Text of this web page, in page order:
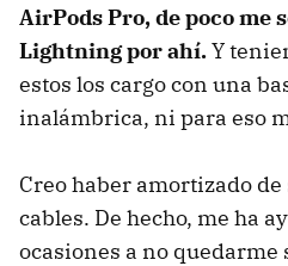
AirPods Pro, de poco
Lightning por ahí.Y
estos los cargo con una
inalámbrica, ni para eso
Creo haber amortizado
cables. De hecho, me ha
ocasiones a no